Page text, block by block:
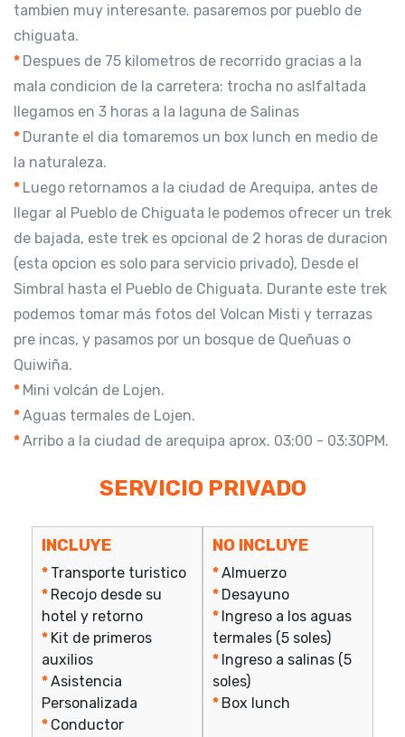
tambien muy interesante. pasaremos por pueblo de
chiguata.
* Despues de 75 kilometros de recorrido gracias a la
mala condicion de la carretera: trocha no aslfaltada
llegamos en 3 horas a la laguna de Salinas
* Durante el dia tomaremos un box lunch en medio de
la naturaleza.
* Luego retornamos a la ciudad de Arequipa, antes de
llegar al Pueblo de Chiguata le podemos ofrecer un trek
de bajada, este trek es opcional de 2 horas de duracion
(esta opcion es solo para servicio privado), Desde el
Simbral hasta el Pueblo de Chiguata. Durante este trek
podemos tomar más fotos del Volcan Misti y terrazas
pre incas, y pasamos por un bosque de Queñuas o
Quiwiña.
* Mini volcán de Lojen.
*Aguas termales de Lojen.
*Arribo a la ciudad de arequipa aprox. 03:00 - 03:30PM.
SERVICIO PRIVADO
INCLUYE
* Transporte turistico
* Recojo desde su
hotel y retorno
* Kit de primeros
auxilios
*Asistencia
Personalizada
* Conductor
NO INCLUYE
*Almuerzo
* Desayuno
* Ingreso a los aguas
termales (5 soles)
* Ingreso a salinas (5
soles)
* Box lunch